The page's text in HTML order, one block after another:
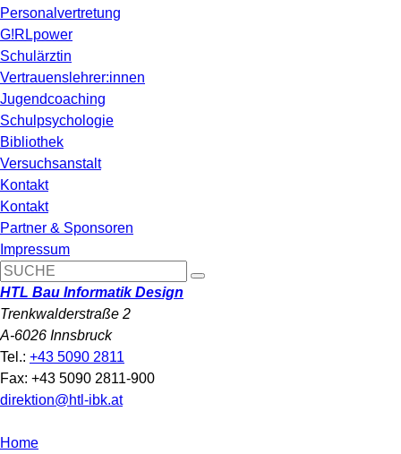
Personalvertretung
G!RLpower
Schulärztin
Vertrauenslehrer:innen
Jugendcoaching
Schulpsychologie
Bibliothek
Versuchsanstalt
Kontakt
Kontakt
Partner & Sponsoren
Impressum
HTL Bau Informatik Design
Trenkwalderstraße 2
A-6026 Innsbruck
Tel.: +43 5090 2811
Fax: +43 5090 2811-900
direktion@htl-ibk.at
Home